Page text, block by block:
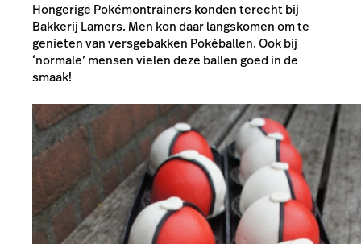
Hongerige Pokémontrainers konden terecht bij
Bakkerij Lamers. Men kon daar langskomen om te
genieten van versgebakken Pokéballen. Ook bij
‘normale’ mensen vielen deze ballen goed in de
smaak!